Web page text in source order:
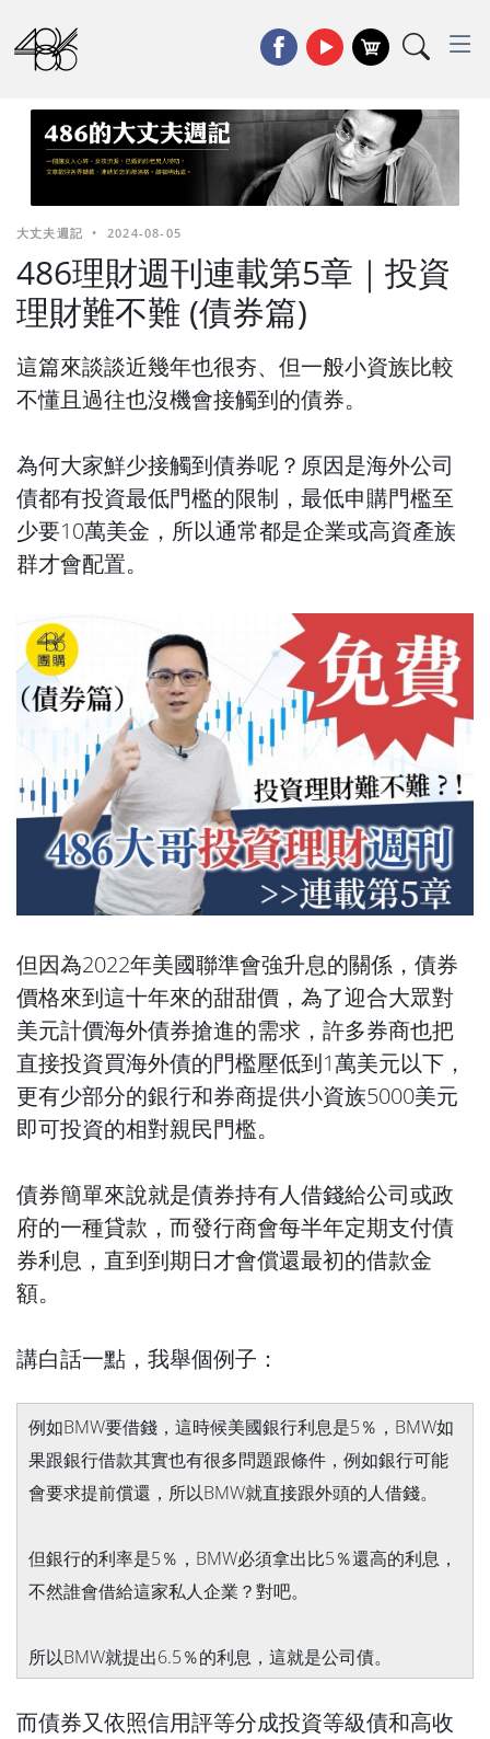
大丈夫週記 • 2024-08-05
486理財週刊連載第5章｜投資
理財難不難 (債券篇)
這篇來談談近幾年也很夯、但一般小資族比較
不懂且過往也沒機會接觸到的債券。
為何大家鮮少接觸到債券呢？原因是海外公司
債都有投資最低門檻的限制，最低申購門檻至
少要10萬美金，所以通常都是企業或高資產族
群才會配置。
但因為2022年美國聯準會強升息的關係，債券
價格來到這十年來的甜甜價，為了迎合大眾對
美元計價海外債券搶進的需求，許多券商也把
直接投資買海外債的門檻壓低到1萬美元以下，
更有少部分的銀行和券商提供小資族5000美元
即可投資的相對親民門檻。
債券簡單來說就是債券持有人借錢給公司或政
府的一種貸款，而發行商會每半年定期支付債
券利息，直到到期日才會償還最初的借款金
額。
講白話一點，我舉個例子：
例如BMW要借錢，這時候美國銀行利息是5％，BMW如
果跟銀行借款其實也有很多問題跟條件，例如銀行可能
會要求提前償還，所以BMW就直接跟外頭的人借錢。
但銀行的利率是5％，BMW必須拿出比5％還高的利息，
不然誰會借給這家私人企業？對吧。
所以BMW就提出6.5％的利息，這就是公司債。
而債券又依照信用評等分成投資等級債和高收